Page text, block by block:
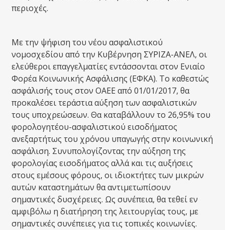
περιοχές.
Με την ψήφιση του νέου ασφαλιστικού
νομοσχεδίου από την Κυβέρνηση ΣΥΡΙΖΑ-ΑΝΕΛ, οι
ελεύθεροι επαγγελματίες εντάσσονται στον Ενιαίο
Φορέα Κοινωνικής Ασφάλισης (ΕΦΚΑ). Το καθεστώς
ασφάλισής τους στον ΟΑΕΕ από 01/01/2017, θα
προκαλέσει τεράστια αύξηση των ασφαλιστικών
τους υποχρεώσεων. Θα καταβάλλουν το 26,95% του
φορολογητέου-ασφαλιστικού εισοδήματος
ανεξαρτήτως του χρόνου υπαγωγής στην κοινωνική
ασφάλιση. Συνυπολογίζοντας την αύξηση της
φορολογίας εισοδήματος αλλά και τις αυξήσεις
στους εμέσους φόρους, οι ιδιοκτήτες των μικρών
αυτών καταστημάτων θα αντιμετωπίσουν
σημαντικές δυσχέρειες. Ως συνέπεια, θα τεθεί εν
αμφιβόλω η διατήρηση της λειτουργίας τους, με
σημαντικές συνέπειες για τις τοπικές κοινωνίες.